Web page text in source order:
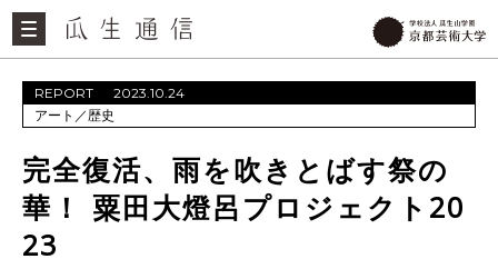
REPORT 2023.10.24
アート ／歴史
完全復活、雨を吹きとばす祭の
華！ 粟田大燈呂プロジェクト20
23